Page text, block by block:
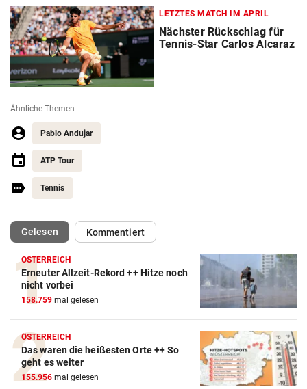
LETZTES MATCH IM APRIL
Nächster Rückschlag für
Tennis-Star Carlos Alcaraz
Ähnliche Themen
Pablo Andujar
ATP Tour
Tennis
Gelesen(ausgewählt)Kommentiert
ÖSTERREICH
Erneuter Allzeit-Rekord ++ Hitze noch
nicht vorbei
158.759 mal gelesen
ÖSTERREICH
Das waren die heißesten Orte ++ So
geht es weiter
155.956 mal gelesen
Action-Cam Vergleich
ZUM VERGLEICH
Crosstrainer Vergleich
ZUM VERGLEICH
E-Bike Vergleich